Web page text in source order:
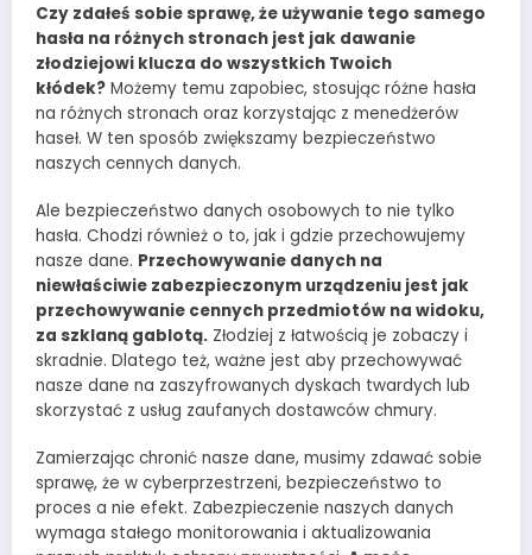
Czy zdałeś sobie sprawę, że używanie tego samego
hasła na różnych stronach jest jak dawanie
złodziejowi klucza do wszystkich Twoich
kłódek? Możemy temu zapobiec, stosując różne hasła
na różnych stronach oraz korzystając z menedżerów
haseł. W ten sposób zwiększamy bezpieczeństwo
naszych cennych danych.
Ale bezpieczeństwo danych osobowych to nie tylko
hasła. Chodzi również o to, jak i gdzie przechowujemy
nasze dane. Przechowywanie danych na
niewłaściwie zabezpieczonym urządzeniu jest jak
przechowywanie cennych przedmiotów na widoku,
za szklaną gablotą. Złodziej z łatwością je zobaczy i
skradnie. Dlatego też, ważne jest aby przechowywać
nasze dane na zaszyfrowanych dyskach twardych lub
skorzystać z usług zaufanych dostawców chmury.
Zamierzając chronić nasze dane, musimy zdawać sobie
sprawę, że w cyberprzestrzeni, bezpieczeństwo to
proces a nie efekt. Zabezpieczenie naszych danych
wymaga stałego monitorowania i aktualizowania